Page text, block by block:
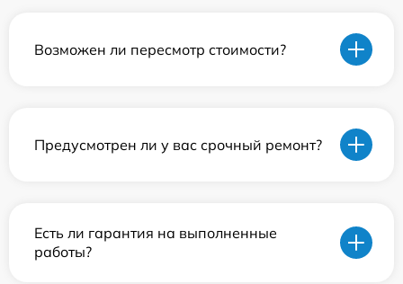
Возможен ли пересмотр стоимости?
Предусмотрен ли у вас срочный ремонт?
Есть ли гарантия на выполненные
работы?